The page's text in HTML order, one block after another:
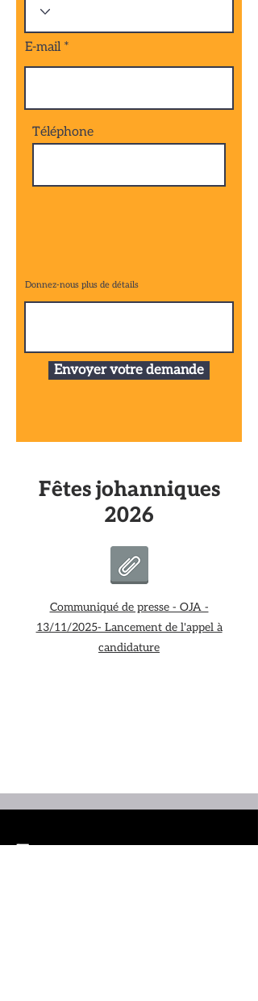
E-mail
Téléphone
Donnez-nous plus de détails
Envoyer votre demande
Fêtes johanniques
2026
Communiqué de presse - OJA -
13/11/2025- Lancement de l'appel à
candidature
Espace presse